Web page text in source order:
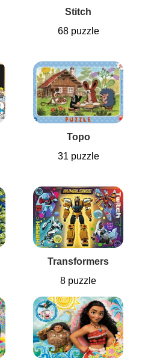
Stitch
68 puzzle
Topo
31 puzzle
Transformers
8 puzzle